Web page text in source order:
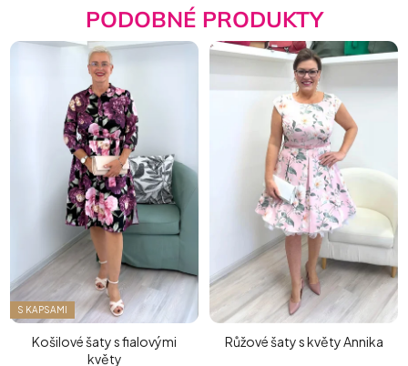
PODOBNÉ PRODUKTY
S KAPSAMI
Košilové šaty s fialovými
květy
Růžové šaty s květy Annika